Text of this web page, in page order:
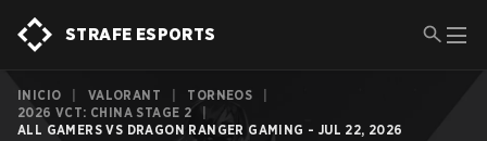
STRAFE ESPORTS
INICIO VALORANT TORNEOS
2026 VCT: CHINA STAGE 2
ALL GAMERS VS DRAGON RANGER GAMING - JUL 22, 2026